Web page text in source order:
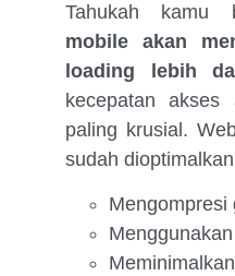
Tahukah kamu
mobile akan
loading lebih
kecepatan
paling krusial.
sudah
Mengompresi